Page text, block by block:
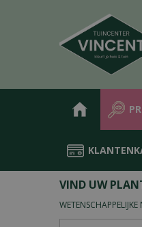
Home Plantengids
VIND UW